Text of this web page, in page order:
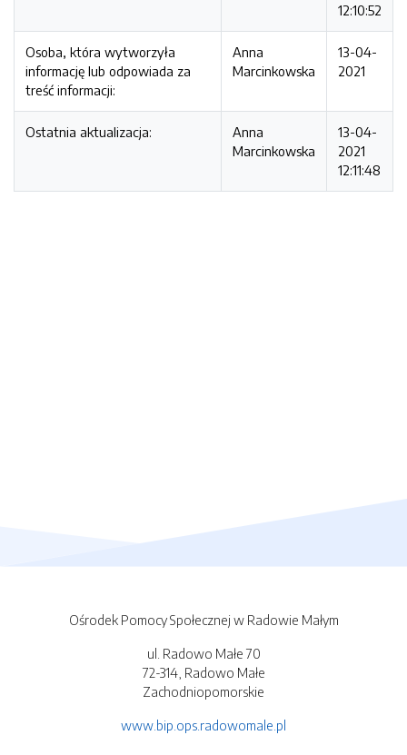
12:10:52
Osoba, która wytworzyła
informację lub odpowiada za
treść informacji:
Anna
Marcinkowska
13-04-
2021
Ostatnia aktualizacja:
Anna
Marcinkowska
13-04-
2021
12:11:48
Ośrodek Pomocy Społecznej w Radowie Małym
ul. Radowo Małe 70
72-314, Radowo Małe
Zachodniopomorskie
www.bip.ops.radowomale.pl